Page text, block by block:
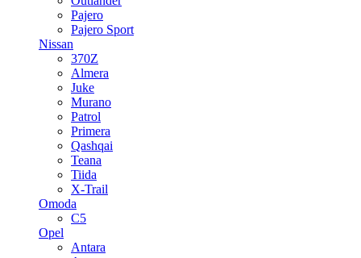
Pajero
Pajero Sport
Nissan
370Z
Almera
Juke
Murano
Patrol
Primera
Qashqai
Teana
Tiida
X-Trail
Omoda
C5
Opel
Antara